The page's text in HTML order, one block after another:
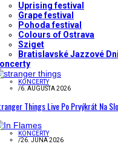
Uprising festival
Grape festival
Pohoda festival
Colours of Ostrava
Sziget
Bratislavské Jazzové Dni
KONCERTY
/6. AUGUSTA 2026
Things Live Po Prvýkrát Na
KONCERTY
/26. JÚNA 2026